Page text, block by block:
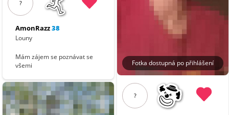
?
AmonRazz38
Louny
Mám zájem se poznávat se
všemi
Fotka dostupná po přihlášení
?